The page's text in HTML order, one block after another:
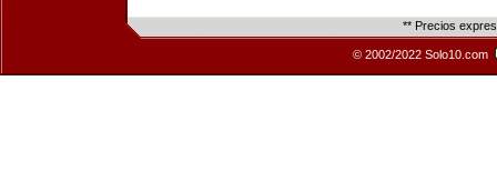
** Precios
© 2002/2022 Solo10.com